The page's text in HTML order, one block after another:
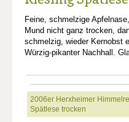
Feine, schmelzige
Mund nicht ganz trocken,
schmelzig, wieder Kernobst
Würzig-pikanter Nachhall.
2006er Herxheimer
Spätlese trocken